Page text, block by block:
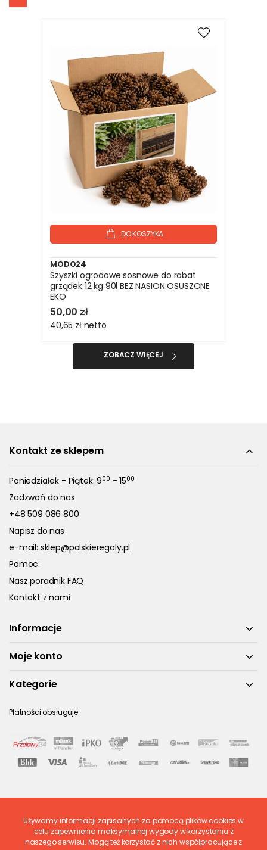
DO KOSZYKA
MODO24
Szyszki ogrodowe sosnowe do rabat
grządek 12 kg 90l BEZ NASION OSUSZONE
EKO
50,00 zł
40,65 zł netto
ZOBACZ WIĘCEJ
Kontakt ze sklepem
Poniedziałek - Piątek: 900 - 1500
Zadzwoń do nas
+48 509 086 800
Napisz do nas
e-mail: sklep@polskieregaly.pl
Pomoc:
Nasz poradnik FAQ
Kontakt z nami
Informacje
Moje konto
Kategorie
Płatności obsługuje
Ostatnio ocenione
Używamy informacji zapisanych za pomocą plików cookies w
celu zapewnienia maksymalnej wygody w korzystaniu z
naszego serwisu. Mogą też korzystać z nich współpracujące z